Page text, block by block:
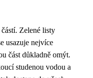
Zelené listy
usazuje nejvíce
část důkladně omýt.
studenou vodou a